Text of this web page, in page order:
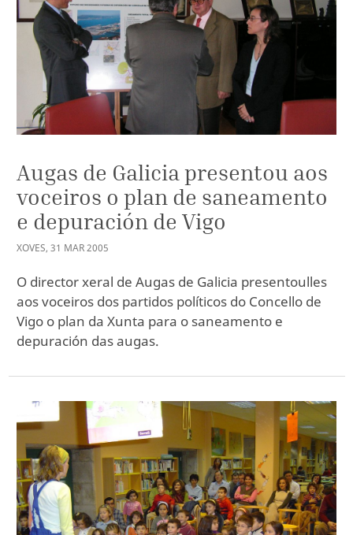
Augas de Galicia presentou aos
voceiros o plan de saneamento
e depuración de Vigo
XOVES, 31 MAR2005
O director xeral de Augas de Galicia presentoulles
aos voceiros dos partidos políticos do Concello de
Vigo o plan da Xunta para o saneamento e
depuración das augas.